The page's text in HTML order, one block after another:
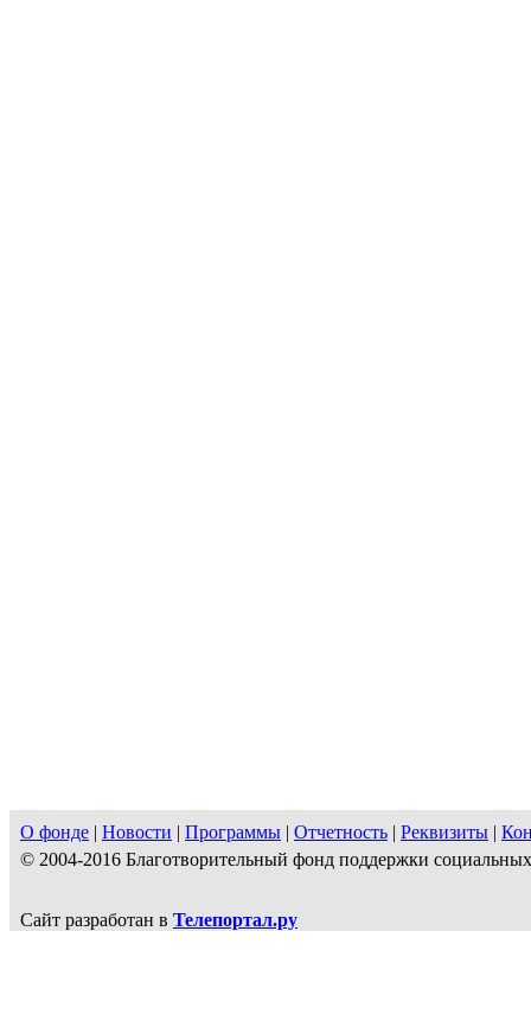
О фонде | Новости | Программы | Отчетность | Реквизиты |
© 2004-2016 Благотворительный фонд поддержки
Сайт разработан в Телепортал.ру